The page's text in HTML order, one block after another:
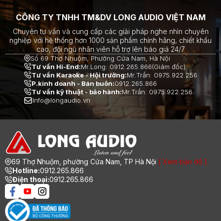
CÔNG TY TNHH TM&DV LONG AUDIO VIỆT NAM
Chuyên tư vấn và cung cấp các giải pháp nghe nhìn chuyên
nghiệp với hệ thống hơn 1000 sản phẩm chính hãng, chiết khấu
cao, đội ngũ nhân viên hỗ trợ lên báo giá 24/7
Số 69 Thợ Nhuộm, Phường Cửa Nam, Hà Nội
Tư vấn Hi-End:Mr.Long: 0912.265.866(Giám đốc)
Tư vấn Karaoke - Hội trường:Mr.Trần: 0975.922.256
P.kinh doanh - Bán buôn:0912.265.866
Tư vấn kỹ thuật - bảo hành:Mr.Trần: 0975.922.256
Info@longaudio.vn
69 Thợ Nhuộm, phường Cửa Nam, TP Hà Nội [ Xem bản đồ ]
Hotline:0912.265.866
Điện thoại:0912.265.866